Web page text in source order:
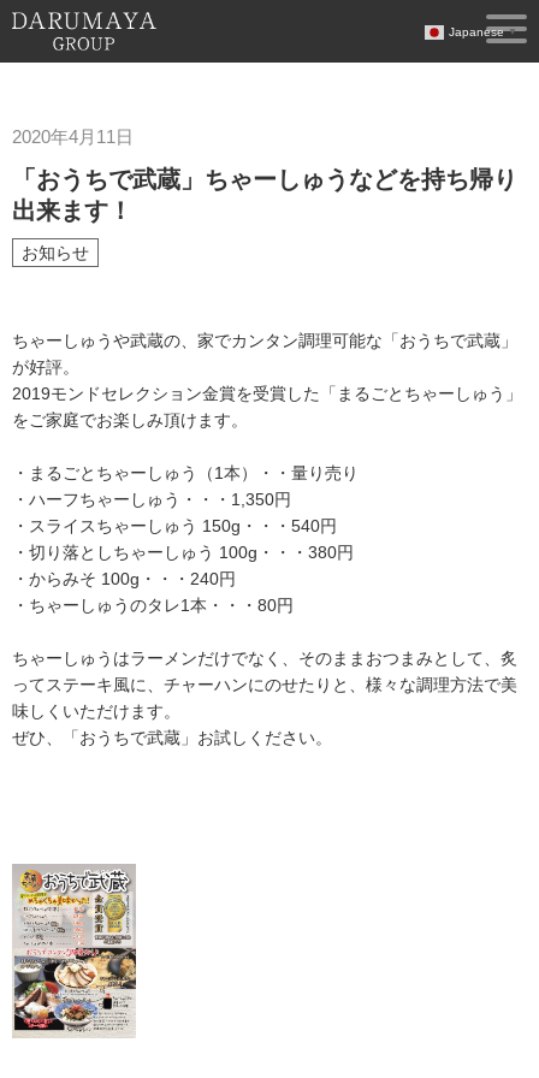
2020年4月11日
「おうちで武蔵」ちゃーしゅうなどを持ち帰り
出来ます！
お知らせ
ちゃーしゅうや武蔵の、家でカンタン調理可能な「おうちで武蔵」
が好評。
2019モンドセレクション金賞を受賞した「まるごとちゃーしゅう」
をご家庭でお楽しみ頂けます。
・まるごとちゃーしゅう（1本）・・量り売り
・ハーフちゃーしゅう・・・1,350円
・スライスちゃーしゅう 150g・・・540円
・切り落としちゃーしゅう 100g・・・380円
・からみそ 100g・・・240円
・ちゃーしゅうのタレ1本・・・80円
ちゃーしゅうはラーメンだけでなく、そのままおつまみとして、炙
ってステーキ風に、チャーハンにのせたりと、様々な調理方法で美
味しくいただけます。
ぜひ、「おうちで武蔵」お試しください。
Japanese ▼